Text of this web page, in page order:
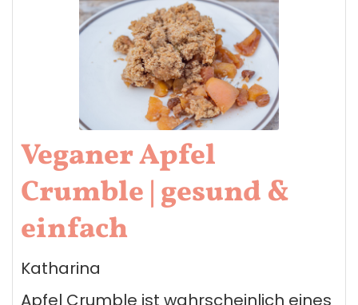
Veganer Apfel
Crumble | gesund &
einfach
Katharina
Apfel Crumble ist wahrscheinlich eines